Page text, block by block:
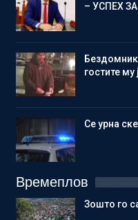
– УСПЕХ
гостите му
Се урна
Времеплов
Зошто го